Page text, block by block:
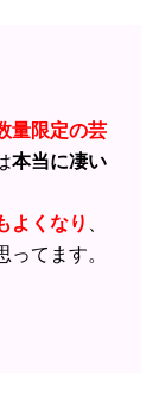
量限定の芸
本当に凄い
よくなり
てます。